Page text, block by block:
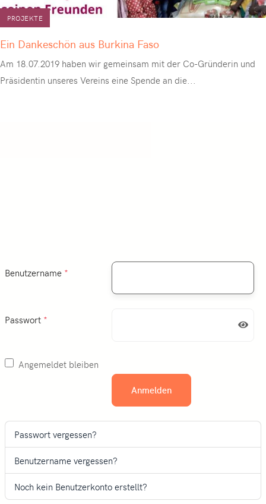
PROJEKTE
Ein Dankeschön aus Burkina Faso
Am 18.07.2019 haben wir gemeinsam mit der Co-Gründerin und
Präsidentin unseres Vereins eine Spende an die...
Benutzername *
Passwort *
Angemeldet bleiben
Anmelden
Passwort vergessen?
Benutzername vergessen?
Noch kein Benutzerkonto erstellt?